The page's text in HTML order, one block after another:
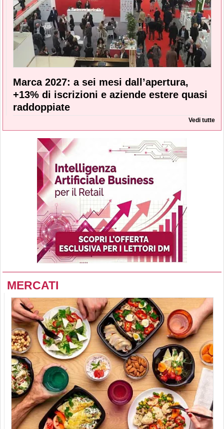
Marca 2027: a sei mesi dall’apertura,
+13% di iscrizioni e aziende estere quasi
raddoppiate
Vedi tutte
MERCATI